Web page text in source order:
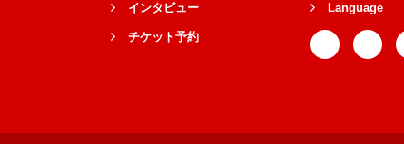
インタビュー
チケット予約
Language